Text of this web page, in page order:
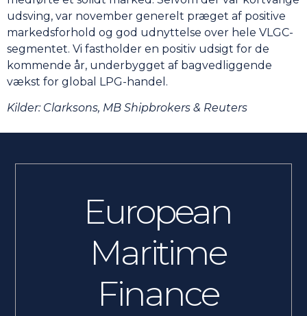
udsving, var november generelt præget af positive
markedsforhold og god udnyttelse over hele VLGC-
segmentet. Vi fastholder en positiv udsigt for de
kommende år, underbygget af bagvedliggende
vækst for global LPG-handel.
Kilder: Clarksons, MB Shipbrokers & Reuters
European
Maritime
Finance